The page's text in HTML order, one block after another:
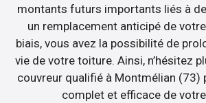
montants futurs importants liés à
un remplacement anticipé de
biais, vous avez la possibilité de
vie de votre toiture. Ainsi, n’hésitez
couvreur qualifié à Montmélian (73)
complet et efficace de